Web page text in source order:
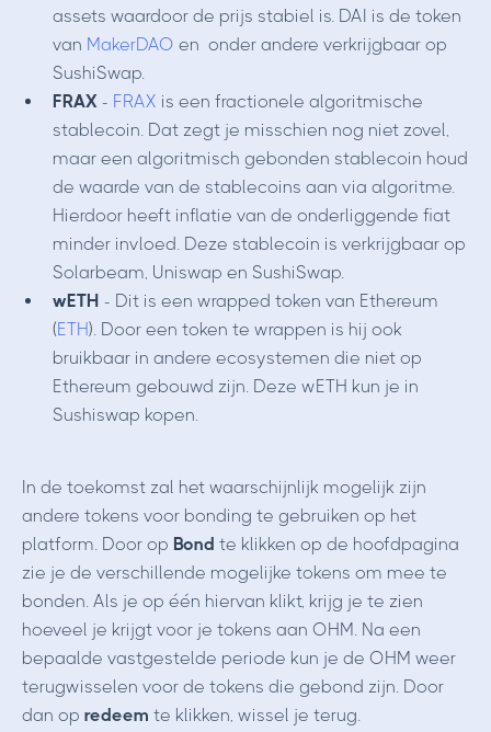
assets waardoor de prijs stabiel is. DAI is de token
van MakerDAO en onder andere verkrijgbaar op
SushiSwap.
FRAX - FRAX is een fractionele algoritmische
stablecoin. Dat zegt je misschien nog niet zovel,
maar een algoritmisch gebonden stablecoin houd
de waarde van de stablecoins aan via algoritme.
Hierdoor heeft inflatie van de onderliggende fiat
minder invloed. Deze stablecoin is verkrijgbaar op
Solarbeam, Uniswap en SushiSwap.
wETH - Dit is een wrapped token van Ethereum
(ETH). Door een token te wrappen is hij ook
bruikbaar in andere ecosystemen die niet op
Ethereum gebouwd zijn. Deze wETH kun je in
Sushiswap kopen.
In de toekomst zal het waarschijnlijk mogelijk zijn
andere tokens voor bonding te gebruiken op het
platform. Door op Bond te klikken op de hoofdpagina
zie je de verschillende mogelijke tokens om mee te
bonden. Als je op één hiervan klikt, krijg je te zien
hoeveel je krijgt voor je tokens aan OHM. Na een
bepaalde vastgestelde periode kun je de OHM weer
terugwisselen voor de tokens die gebond zijn. Door
dan op redeem te klikken, wissel je terug.